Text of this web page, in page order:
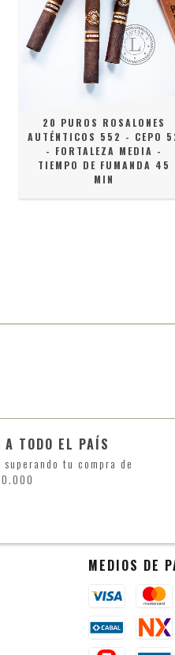
20 PUROS ROSALONES
AUTÉNTICOS 552 - CEPO
- FORTALEZA MEDIA -
TIEMPO DE FUMANDA 45
MIN
A TODO EL PAÍS
tu compra de
MEDIOS DE